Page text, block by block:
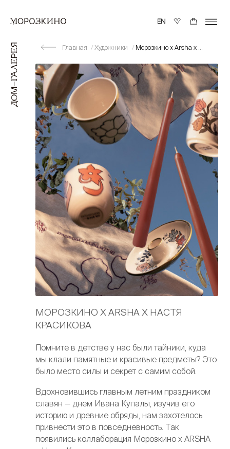
Главная Художники Морозкино х Arsha х Настя Красикова
МОРОЗКИНО Х ARSHA Х НАСТЯ
КРАСИКОВА
Помните в детстве у нас были тайники, куда
мы клали памятные и красивые предметы? Это
было место силы и секрет с самим собой.
Вдохновившись главным летним праздником
славян — днем Ивана Купалы, изучив его
историю и древние обряды, нам захотелось
привнести это в повседневность. Так
появились коллаборация Морозкино х ARSHA